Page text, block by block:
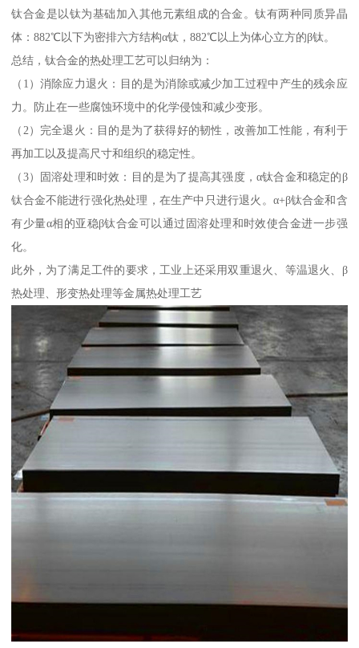
钛合金是以钛为基础加入其他元素组成的合金。钛有两种同质异晶
体：882℃以下为密排六方结构α钛，882℃以上为体心立方的β钛。
总结，钛合金的热处理工艺可以归纳为：
（1）消除应力退火：目的是为消除或减少加工过程中产生的残余应
力。防止在一些腐蚀环境中的化学侵蚀和减少变形。
（2）完全退火：目的是为了获得好的韧性，改善加工性能，有利于
再加工以及提高尺寸和组织的稳定性。
（3）固溶处理和时效：目的是为了提高其强度，α钛合金和稳定的β
钛合金不能进行强化热处理，在生产中只进行退火。α+β钛合金和含
有少量α相的亚稳β钛合金可以通过固溶处理和时效使合金进一步强
化。
此外，为了满足工件的要求，工业上还采用双重退火、等温退火、β
热处理、形变热处理等金属热处理工艺